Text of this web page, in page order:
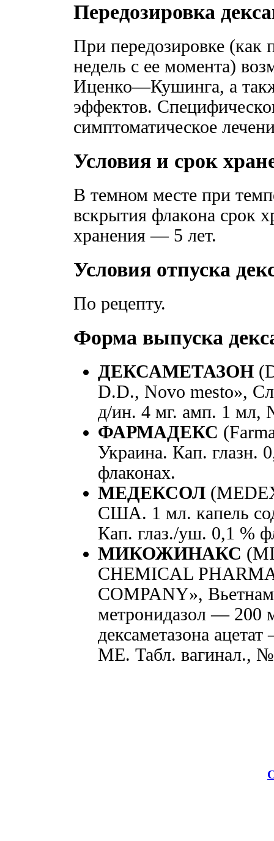
Передозировка
При передозировке (как
недель с ее момента)
Иценко—Кушинга, а
эффектов.
симптоматическое
Условия и срок
В темном месте при
вскрытия флакона срок
хранения — 5 лет.
Условия отпуска
По рецепту.
Форма выпуска
ДЕКСАМЕТАЗОН
D.D., Novo mesto»,
д/ин. 4 мг. амп. 1 мл,
ФАРМАДЕКС
Украина. Кап. глазн.
флаконах.
МЕДЕКСОЛ
США. 1 мл. капель
Кап. глаз./уш. 0,1 %
МИКОЖИНАКС
CHEMICAL
COMPANY»,
метронидазол — 200
дексаметазона
ME. Табл. вагинал.,